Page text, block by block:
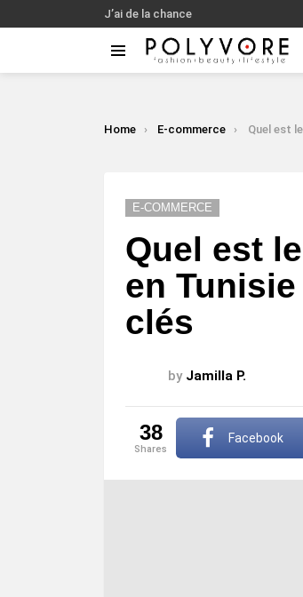
J’ai de la chance
You are here:
Home E-commerce Quel est le salaire
E-COMMERCE
Quel est
en
clés
by Jamilla P.
38
shares
Facebook